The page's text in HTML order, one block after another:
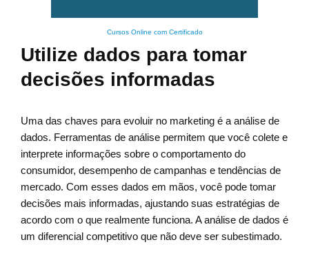
Cursos Online com Certificado
Utilize dados para tomar
decisões informadas
Uma das chaves para evoluir no marketing é a análise de
dados. Ferramentas de análise permitem que você colete e
interprete informações sobre o comportamento do
consumidor, desempenho de campanhas e tendências de
mercado. Com esses dados em mãos, você pode tomar
decisões mais informadas, ajustando suas estratégias de
acordo com o que realmente funciona. A análise de dados é
um diferencial competitivo que não deve ser subestimado.